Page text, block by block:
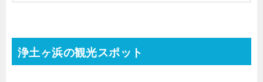
浄土ヶ浜の観光スポット